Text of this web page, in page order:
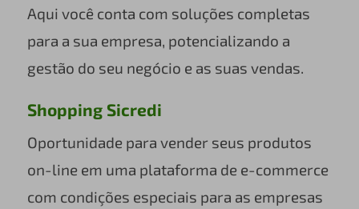
Aqui você conta com soluções completas
para a sua empresa, potencializando a
gestão do seu negócio e as suas vendas.
Shopping Sicredi
Oportunidade para vender seus produtos
on-line em uma plataforma de e-commerce
com condições especiais para as empresas